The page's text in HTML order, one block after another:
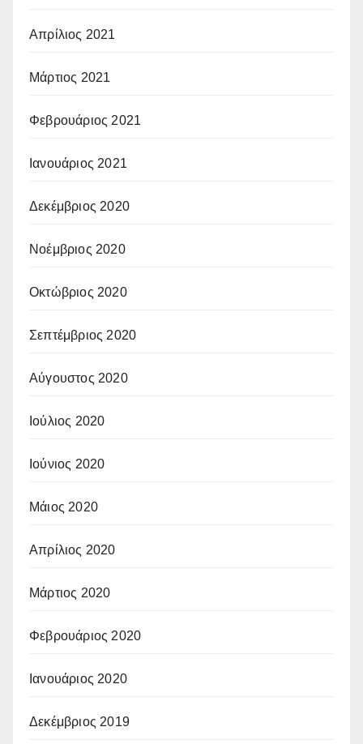
Απρίλιος 2021
Μάρτιος 2021
Φεβρουάριος 2021
Ιανουάριος 2021
Δεκέμβριος 2020
Νοέμβριος 2020
Οκτώβριος 2020
Σεπτέμβριος 2020
Αύγουστος 2020
Ιούλιος 2020
Ιούνιος 2020
Μάιος 2020
Απρίλιος 2020
Μάρτιος 2020
Φεβρουάριος 2020
Ιανουάριος 2020
Δεκέμβριος 2019